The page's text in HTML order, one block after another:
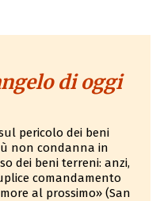
di oggi
pericolo dei beni
non condanna in
dei beni terreni: anzi,
comandamento
al prossimo» (San